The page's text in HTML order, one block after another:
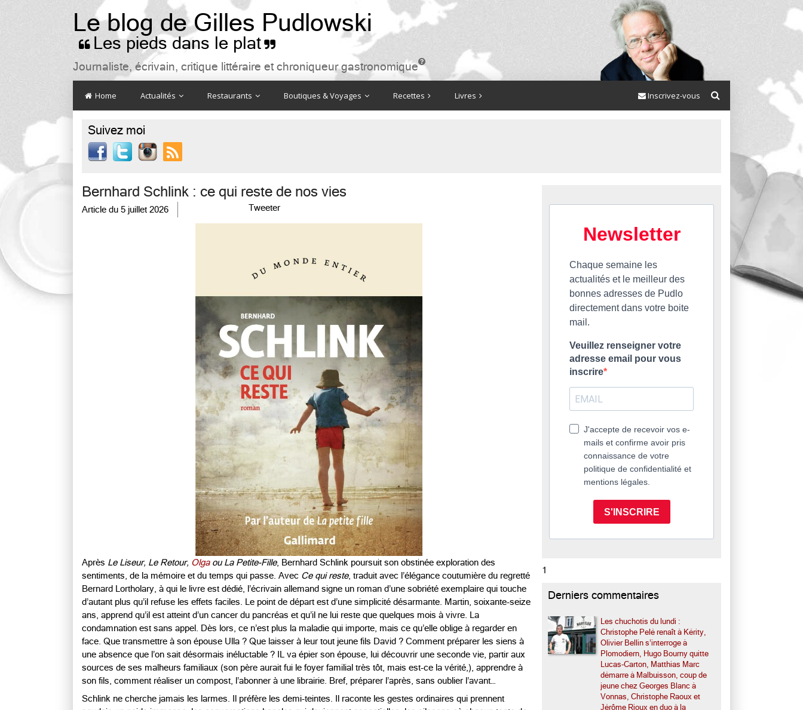
Le blog de Gilles Pudlowski
 Les pieds dans le plat 
Journaliste, écrivain, critique littéraire et chroniqueur gastronomique

Home Actualités Restaurants Boutiques & Voyages Recettes Livres Inscrivez-vous
Suivez moi

Bernhard Schlink : ce qui reste de nos vies
Article du 5 juillet 2026 Tweeter
Après Le Liseur, Le Retour, Olgaou La Petite-Fille, Bernhard Schlink poursuit son obstinée exploration des
sentiments, de la mémoire et du temps qui passe. Avec Ce qui reste, traduit avec l’élégance coutumière du regretté
Bernard Lortholary, à qui le livre est dédié, l’écrivain allemand signe un roman d’une sobriété exemplaire qui touche
d’autant plus qu’il refuse les effets faciles. Le point de départ est d’une simplicité désarmante. Martin, soixante-seize
ans, apprend qu’il est atteint d’un cancer du pancréas et qu’il ne lui reste que quelques mois à vivre. La
condamnation est sans appel. Dès lors, ce n’est plus la maladie qui importe, mais ce qu’elle oblige à regarder en
face. Que transmettre à son épouse Ulla ? Que laisser à leur tout jeune fils David ? Comment préparer les siens à
une absence que l’on sait désormais inéluctable ? IL va épier son épouse, lui découvrir une seconde vie, partir aux
sources de ses malheurs familiaux (son père aurait fui le foyer familial très tôt, mais est-ce la vérité,), apprendre à
son fils, comment réaliser un compost, l’abonner à une librairie. Bref, préparer l’après, sans oublier l’avant…
Schlink ne cherche jamais les larmes. Il préfère les demi-teintes. Il raconte les gestes ordinaires qui prennent
Newsletter
Chaque semaine les
actualités et le meilleur des
bonnes adresses de Pudlo
directement dans votre boite
mail.
Veuillez renseigner votre
adresse email pour vous
inscrire
J'accepte de recevoir vos e-
mails et confirme avoir pris
connaissance de votre
politique de confidentialité et
mentions légales.
S'INSCRIRE
1
Derniers commentaires
Les chuchotis du lundi :
Christophe Pelé renaît à Kérity,
Olivier Bellin s’interroge à
Plomodiern, Hugo Bourny quitte
Lucas-Carton, Matthias Marc
démarre à Malbuisson, coup de
jeune chez Georges Blanc à
Vonnas, Christophe Raoux et
Jérôme Rioux en duo à la